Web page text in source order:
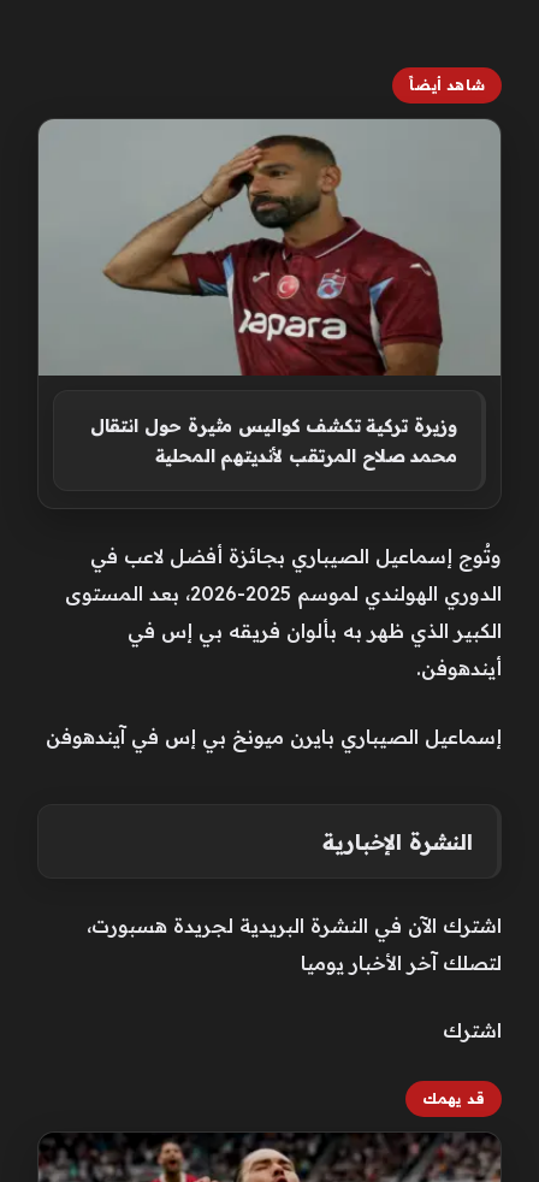
شاهد أيضاً
وزيرة تركية تكشف كواليس مثيرة حول انتقال
محمد صلاح المرتقب لأنديتهم المحلية
وتُوج إسماعيل الصيباري بجائزة أفضل لاعب في
الدوري الهولندي لموسم 2025-2026، بعد المستوى
الكبير الذي ظهر به بألوان فريقه بي إس في
أيندهوفن.
إسماعيل الصيباري بايرن ميونخ بي إس في آيندهوفن
النشرة الإخبارية
اشترك الآن في النشرة البريدية لجريدة هسبورت،
لتصلك آخر الأخبار يوميا
اشترك
قد يهمك